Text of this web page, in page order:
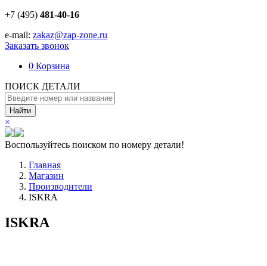
+7 (495) 481-40-16
e-mail: zakaz@zap-zone.ru
Заказать звонок
0 Корзина
ПОИСК ДЕТАЛИ
Найти
×
Воспользуйтесь поиском по номеру детали!
Главная
Магазин
Производители
ISKRA
ISKRA